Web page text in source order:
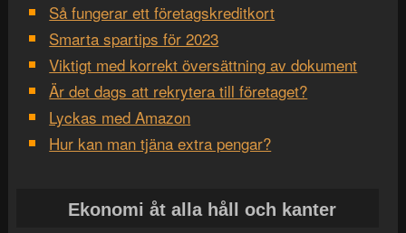
Så fungerar ett företagskreditkort
Smarta spartips för 2023
Viktigt med korrekt översättning av dokument
Är det dags att rekrytera till företaget?
Lyckas med Amazon
Hur kan man tjäna extra pengar?
Ekonomi åt alla håll och kanter